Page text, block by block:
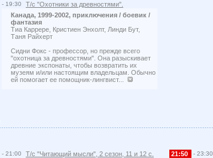
- 19:30
Т/с "Охотники за древностями".
Канада, 1999-2002, приключения / боевик /
фантазия
Тиа Каррере, Кристиен Энхолт, Линди Бут,
Таня Райхерт
Сидни Фокс - профессор, но прежде всего
"охотница за древностями". Она разыскивает
древние экспонаты, чтобы возвратить их
музеям и/или настоящим владельцам. Обычно
ей помогает ее помощник-лингвист...
- 21:00
Т/с "Читающий мысли", 2 сезон, 11 и 12 с.
21:50 - 23:30